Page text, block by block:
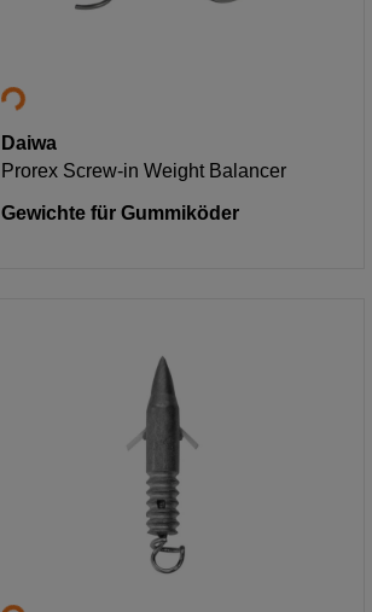
Daiwa
Prorex Screw-in Weight Balancer
Gewichte für Gummiköder